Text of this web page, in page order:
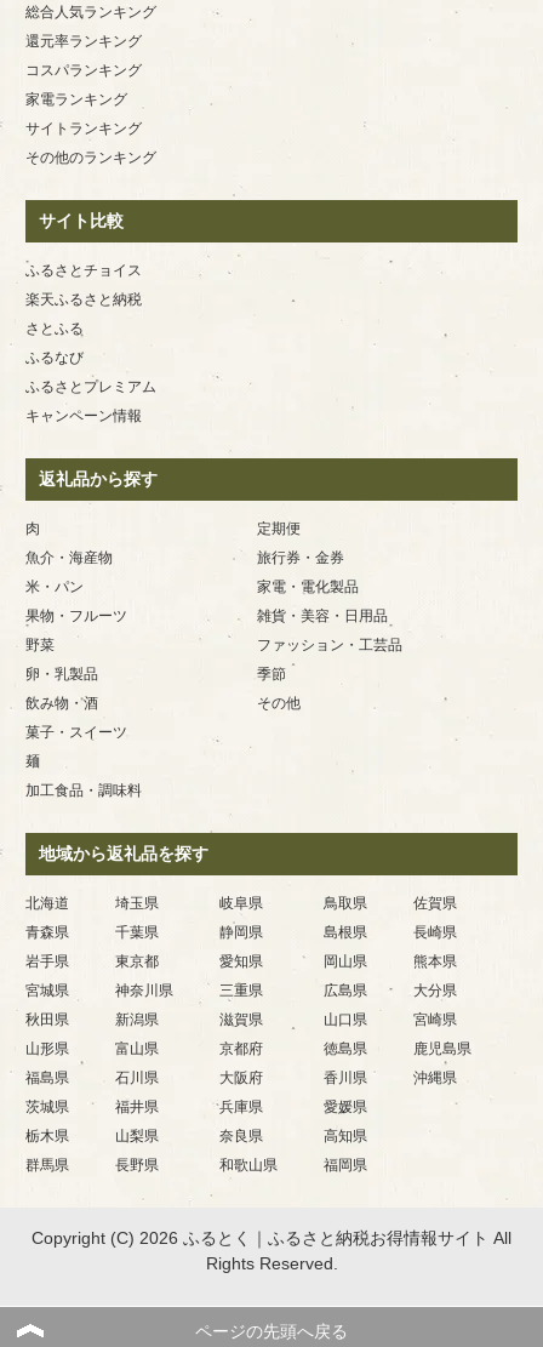
総合人気ランキング
還元率ランキング
コスパランキング
家電ランキング
サイトランキング
その他のランキング
サイト比較
ふるさとチョイス
楽天ふるさと納税
さとふる
ふるなび
ふるさとプレミアム
キャンペーン情報
返礼品から探す
肉
魚介・海産物
米・パン
果物・フルーツ
野菜
卵・乳製品
飲み物・酒
菓子・スイーツ
麺
加工食品・調味料
定期便
旅行券・金券
家電・電化製品
雑貨・美容・日用品
ファッション・工芸品
季節
その他
地域から返礼品を探す
北海道
青森県
岩手県
宮城県
秋田県
山形県
福島県
茨城県
栃木県
群馬県
埼玉県
千葉県
東京都
神奈川県
新潟県
富山県
石川県
福井県
山梨県
長野県
岐阜県
静岡県
愛知県
三重県
滋賀県
京都府
大阪府
兵庫県
奈良県
和歌山県
鳥取県
島根県
岡山県
広島県
山口県
徳島県
香川県
愛媛県
高知県
福岡県
佐賀県
長崎県
熊本県
大分県
宮崎県
鹿児島県
沖縄県
Copyright (C) 2026 ふるとく｜ふるさと納税お得情報サイト All
Rights Reserved.
ページの先頭へ戻る